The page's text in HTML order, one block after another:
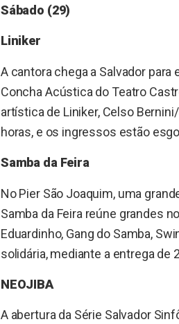
Sábado (29)
Liniker
A cantora chega a Salvador para
Concha Acústica do Teatro
artística de Liniker, Celso
horas, e os ingressos estão
Samba da Feira
No Pier São Joaquim, uma
Samba da Feira reúne grandes
Eduardinho, Gang do Samba,
solidária, mediante a entrega de
NEOJIBA
A abertura da Série Salvador